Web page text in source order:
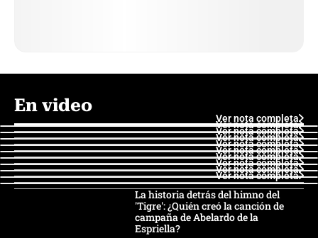
En video
Ver nota completa
Ver nota completa
Ver nota completa
Ver nota completa
Ver nota completa
Ver nota completa
Ver nota completa
Ver nota completa
Ver nota completa
Ver nota completa
La historia detrás del himno del
'Tigre': ¿Quién creó la canción de
campaña de Abelardo de la
Espriella?